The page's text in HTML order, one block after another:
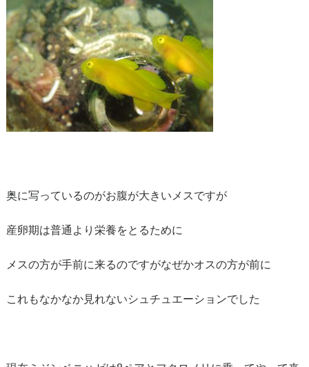
奥に写っているのがお腹が大きいメスですが
産卵期は普通より栄養をとるために
メスの方が手前に来るのですがなぜかオスの方が前に
これもなかなか見れないシュチュエーションでした